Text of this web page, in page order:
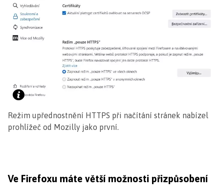
Režim upřednostnění HTTPS při načítání stránek nabízel
prohlížeč od Mozilly jako první.
Ve Firefoxu máte větší možnosti přizpůsobení